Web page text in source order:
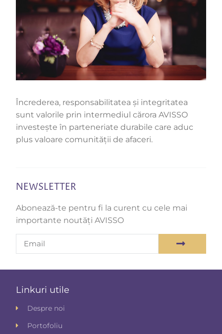
Încrederea, responsabilitatea și integritatea
sunt valorile prin intermediul cărora AVISSO
investește în parteneriate durabile care aduc
plus valoare comunității de afaceri.
NEWSLETTER
Abonează-te pentru fi la curent cu cele mai
importante noutăți AVISSO
Linkuri utile
Despre noi
Portofoliu